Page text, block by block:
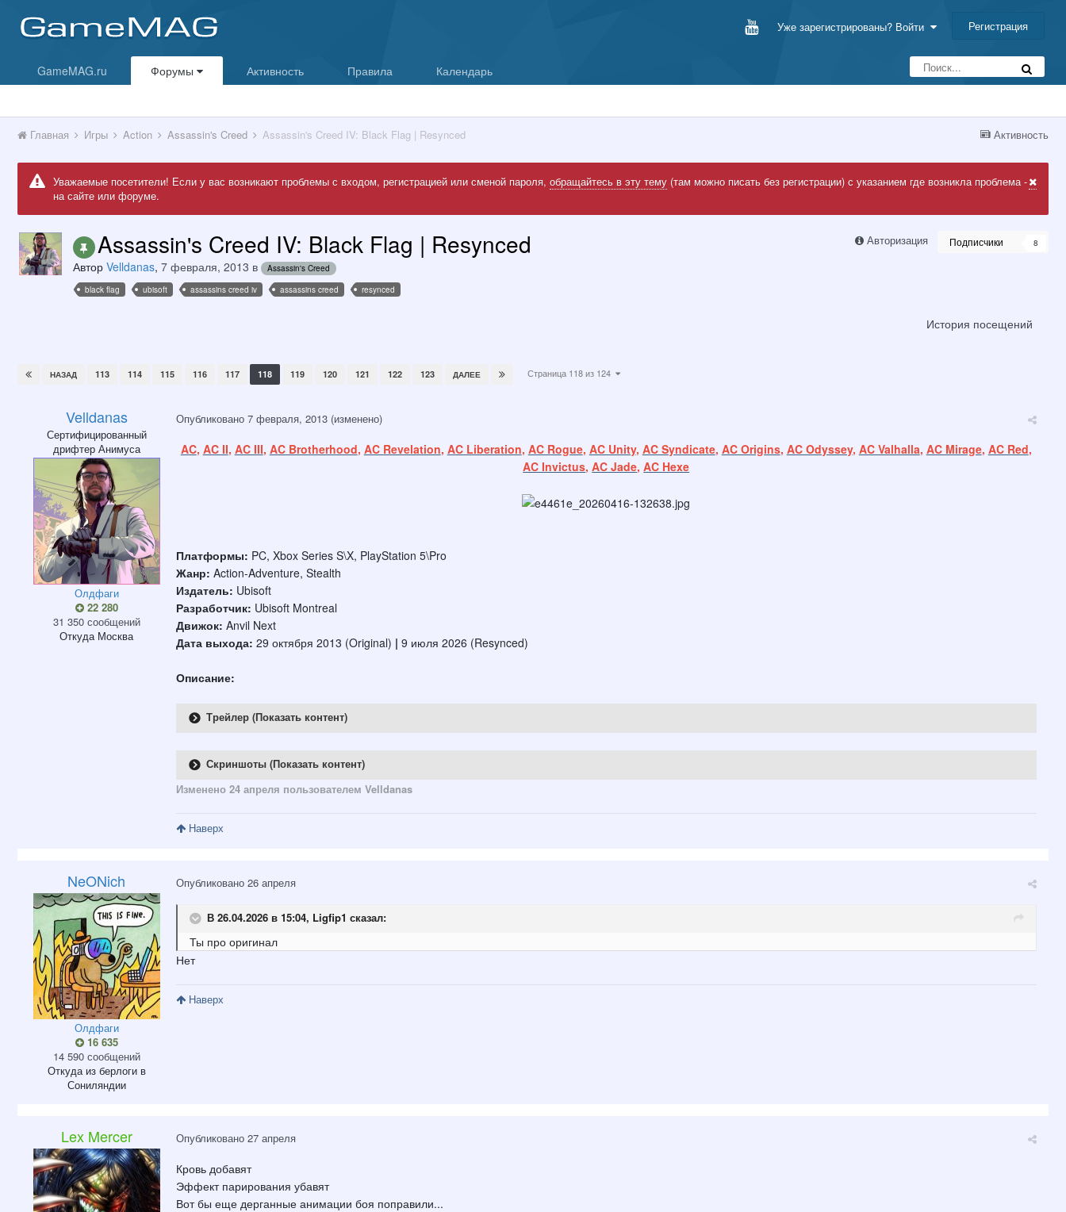
Уже зарегистрированы? Войти Регистрация
GameMAG.ru Форумы Активность Правила Календарь
Активность
Главная Игры Action Assassin's Creed Assassin's Creed IV: Black Flag | Resynced
Уважаемые посетители! Если у вас возникают проблемы с входом, регистрацией или сменой пароля, обращайтесь в эту тему(там можно писать без регистрации) с указанием где возникла проблема -
на сайте или форуме.
Авторизация Подписчики 8
Assassin's Creed IV: Black Flag | Resynced
Автор Velldanas, 7 февраля, 2013 в
Assassin's Creed
black flag
ubisoft assassins creed iv assassins creed resynced
История посещений
НАЗАД 113 114 115 116 117 118 119 120 121 122 123 ДАЛЕЕ Страница 118 из 124
Velldanas
Сертифицированный
дрифтер Анимуса
Олдфаги
22 280
31 350 сообщений
Откуда Москва
Опубликовано 7 февраля, 2013 (изменено)
AC, AC II, AC III, AC Brotherhood, AC Revelation, AC Liberation, AC Rogue, AC Unity, AC Syndicate, AC Origins, AC Odyssey, AC Valhalla, AC Mirage, AC Red,
AC Invictus,AC Jade, AC Hexe
Платформы: PC, Xbox Series S\X, PlayStation 5\Pro
Жанр: Action-Adventure, Stealth
Издатель: Ubisoft
Разработчик: Ubisoft Montreal
Движок: Anvil Next
Дата выхода: 29 октября 2013 (Original) | 9 июля 2026 (Resynced)
Описание:
Трейлер (Показать контент)
Скриншоты (Показать контент)
Изменено 24 апреля пользователем Velldanas
Наверх
NeONich
Олдфаги
16 635
14 590 сообщений
Откуда из берлоги в
Сониляндии
Опубликовано 26 апреля
В 26.04.2026 в 15:04, Ligfip1 сказал:
Ты про оригинал
Нет
Наверх
Lex Mercer Опубликовано 27 апреля
Кровь добавят
Эффект парирования убавят
Вот бы еще дерганные анимации боя поправили...